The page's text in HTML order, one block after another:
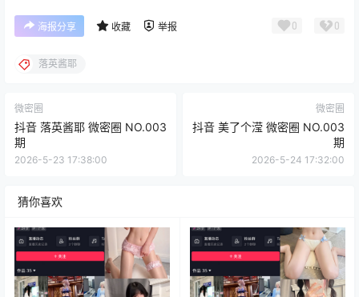
海报分享 收藏 举报 0 0
落英酱耶
微密圈
抖音 落英酱耶 微密圈 NO.003
期
2026-5-23 17:38:00
微密圈
抖音 美了个滢 微密圈 NO.003
期
2026-5-24 17:32:00
猜你喜欢